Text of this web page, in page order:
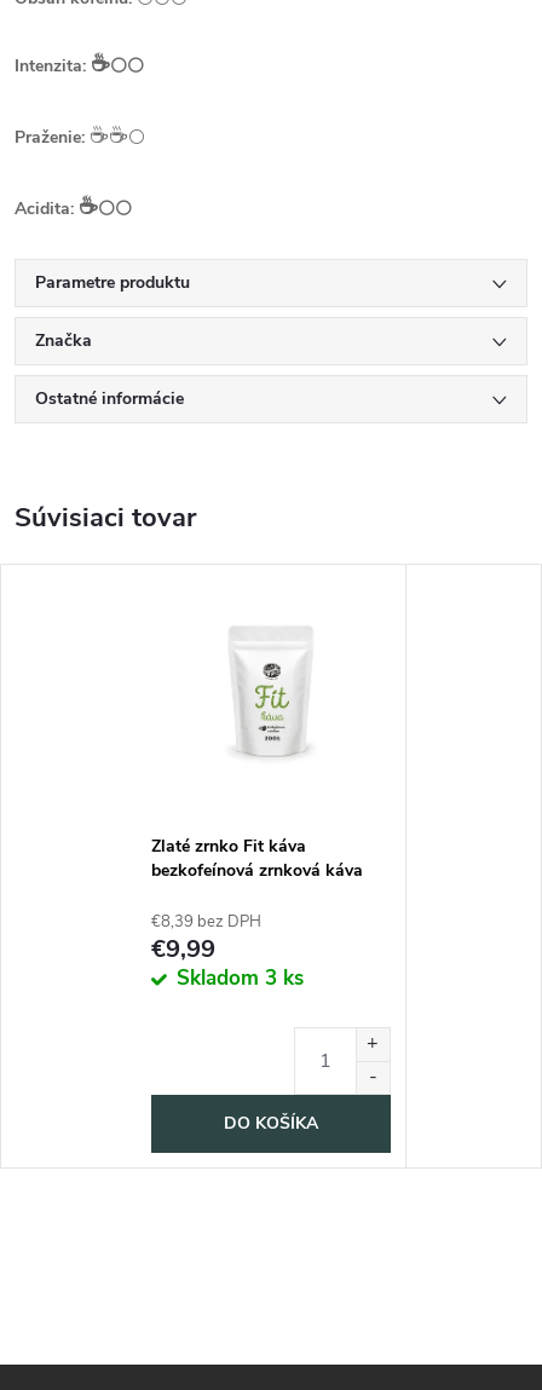
Intenzita: ☕️⚪⚪
Praženie: ☕️☕️⚪
Acidita: ☕️⚪⚪
Parametre produktu
Značka
Ostatné informácie
Súvisiaci tovar
Zlaté zrnko Fit káva
bezkofeínová zrnková káva
€8,39 bez DPH
€9,99
Skladom 3 ks
DO KOŠÍKA